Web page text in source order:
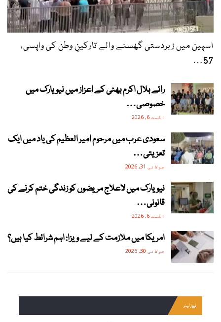
اسپین میں زبردستی گھسنے والے تارکینِ وطن کی واپسی،
57…
رائے بلال اکرم بھٹی کے اعزاز میں نیویارک میں
خصوصی…
اگست 6, 2026
سعودی عرب میں مرحوم امیر العظیم کی یاد میں ایک
تعزیتی…
جولائی 31, 2026
نیویارک میں لاعلاج مریضوں کو زندگی ختم کرنے کی
قانونی…
اگست 6, 2026
امریکا میں ملازمت کے لیے ویزا: اہم شرائط کیا ہیں؟
جولائی 30, 2026
نیوز لیٹر